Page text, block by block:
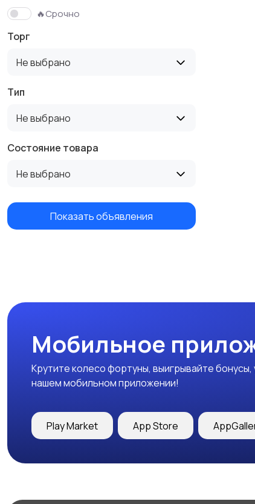
🔥Срочно
Торг
Не выбрано
Тип
Не выбрано
Состояние товара
Не выбрано
Показать объявления
Мобильное
Крутите колесо фортуны, выигрывайте
нашем мобильном приложении!
Play Market App Store